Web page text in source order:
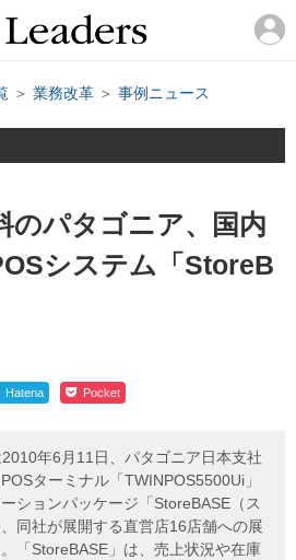
＞ 業務改革 ＞ 事例ニュース
のパタゴニア、国内
システム「StoreB
Hatena Pocket
年6月11日、パタゴニア日本支社
ターミナル「TWINPOS5500Ui」
ションパッケージ「StoreBASE（ス
同社が展開する直営店16店舗への展
「StoreBASE」は、売上状況や在庫